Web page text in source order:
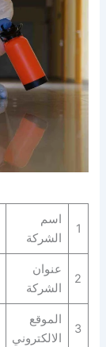
1
اسم
الشركة
2
عنوان
الشركة
3
الموقع
الالكتروني